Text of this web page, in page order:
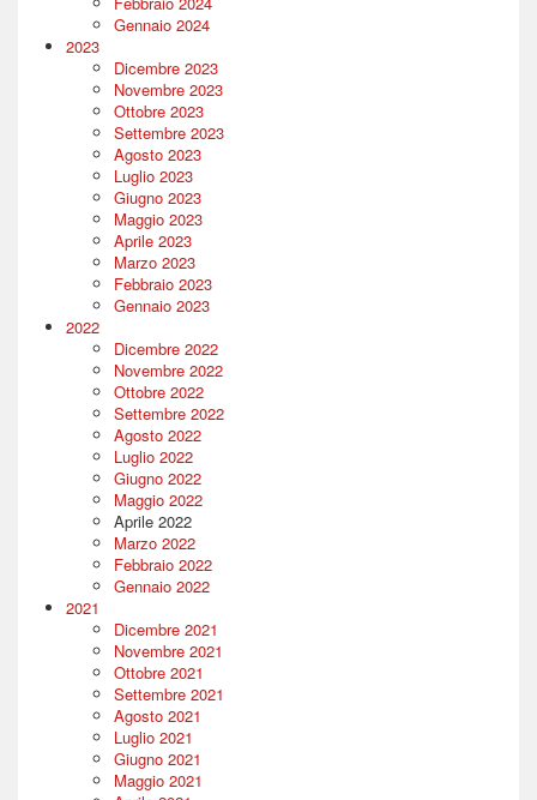
Gennaio 2024
2023
Dicembre 2023
Novembre 2023
Ottobre 2023
Settembre 2023
Agosto 2023
Luglio 2023
Giugno 2023
Maggio 2023
Aprile 2023
Marzo 2023
Febbraio 2023
Gennaio 2023
2022
Dicembre 2022
Novembre 2022
Ottobre 2022
Settembre 2022
Agosto 2022
Luglio 2022
Giugno 2022
Maggio 2022
Aprile 2022
Marzo 2022
Febbraio 2022
Gennaio 2022
2021
Dicembre 2021
Novembre 2021
Ottobre 2021
Settembre 2021
Agosto 2021
Luglio 2021
Giugno 2021
Maggio 2021